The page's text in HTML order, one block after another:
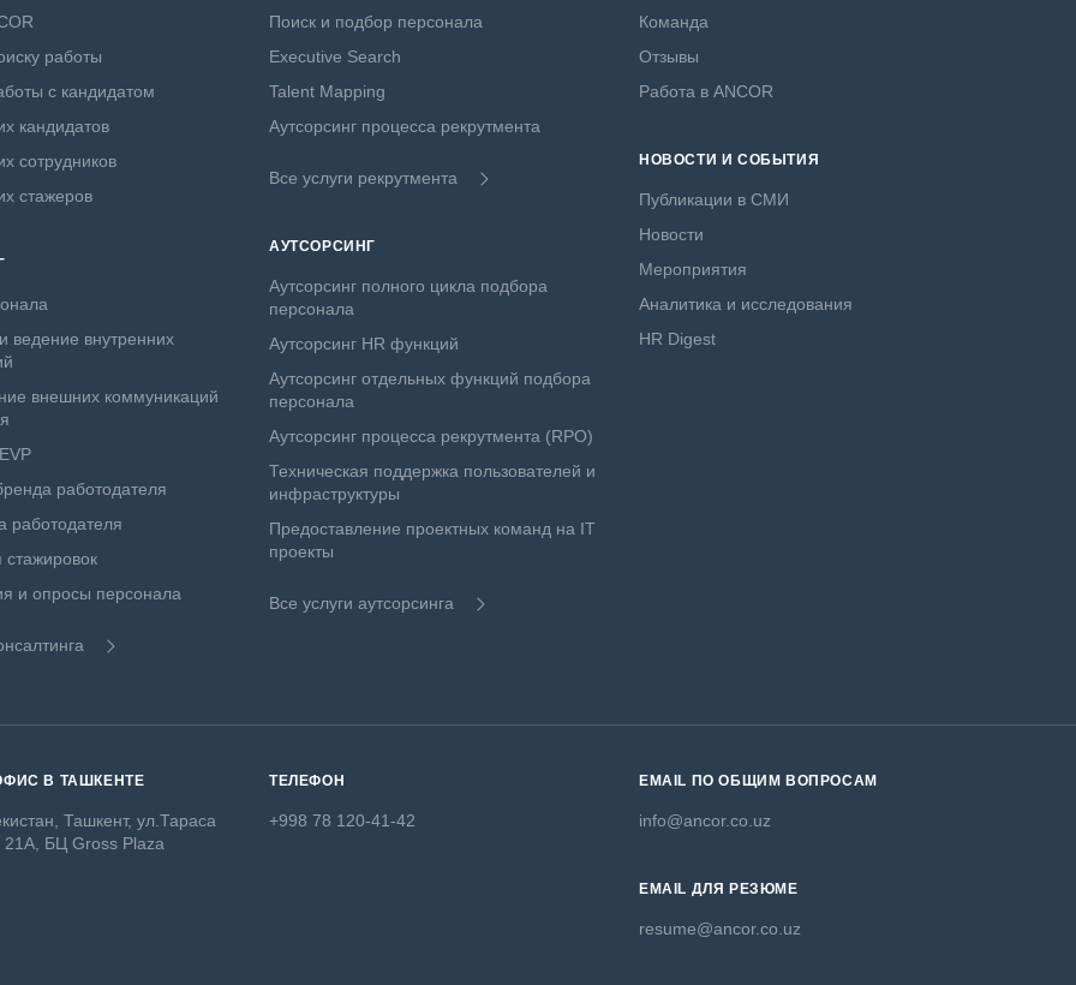
работы
с кандидатом
кандидатов
сотрудников
стажеров
ведение внутренних
внешних коммуникаций
работодателя
работодателя
стажировок
и опросы персонала
Поиск и подбор персонала
Executive Search
Talent Mapping
Аутсорсинг процесса рекрутмента
Все услуги рекрутмента
АУТСОРСИНГ
Аутсорсинг полного цикла подбора
персонала
Аутсорсинг HR функций
Аутсорсинг отдельных функций подбора
персонала
Аутсорсинг процесса рекрутмента (RPO)
Техническая поддержка пользователей и
инфраструктуры
Предоставление проектных команд на IT
проекты
Все услуги аутсорсинга
Команда
Отзывы
Работа в ANCOR
НОВОСТИ И СОБЫТИЯ
Публикации в СМИ
Новости
Мероприятия
Аналитика и исследования
HR Digest
В ТАШКЕНТЕ
Ташкент, ул.Тараса
21А, БЦ Gross Plaza
ТЕЛЕФОН
+998 78 120-41-42
EMAIL ПО ОБЩИМ ВОПРОСАМ
info@ancor.co.uz
EMAIL ДЛЯ РЕЗЮМЕ
resume@ancor.co.uz